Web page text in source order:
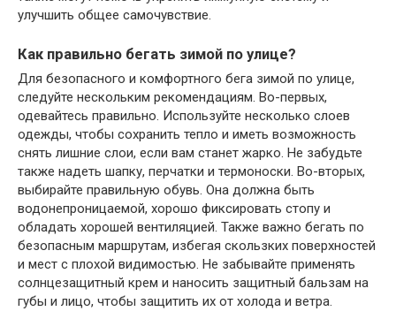
улучшить общее самочувствие.
Как правильно бегать зимой по улице?
Для безопасного и комфортного бега зимой по улице,
следуйте нескольким рекомендациям. Во-первых,
одевайтесь правильно. Используйте несколько слоев
одежды, чтобы сохранить тепло и иметь возможность
снять лишние слои, если вам станет жарко. Не забудьте
также надеть шапку, перчатки и термоноски. Во-вторых,
выбирайте правильную обувь. Она должна быть
водонепроницаемой, хорошо фиксировать стопу и
обладать хорошей вентиляцией. Также важно бегать по
безопасным маршрутам, избегая скользких поверхностей
и мест с плохой видимостью. Не забывайте применять
солнцезащитный крем и наносить защитный бальзам на
губы и лицо, чтобы защитить их от холода и ветра.